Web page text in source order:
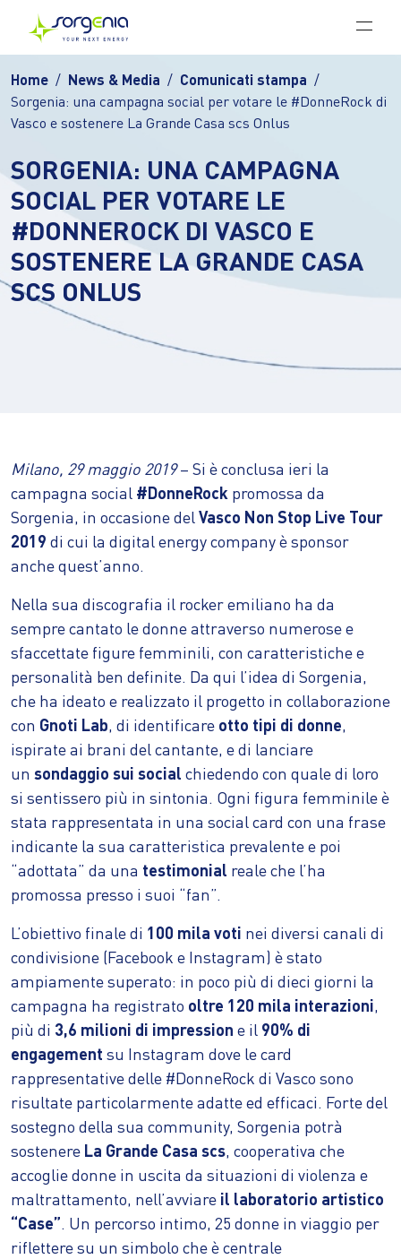
Vai al contenuto principale
Home News & Media
Comunicati stampa
Sorgenia: una campagna social per votare le #DonneRock di
Vasco e sostenere La Grande Casa scs Onlus
SORGENIA: UNA CAMPAGNA
SOCIAL PER VOTARE LE
#DONNEROCK DI VASCO E
SOSTENERE LA GRANDE CASA
SCS ONLUS
Milano, 29 maggio 2019– Si è conclusa ieri la
campagna social #DonneRock promossa da
Sorgenia, in occasione delVasco Non Stop Live Tour
2019 di cui la digital energy company è sponsor
anche quest’anno.
Nella sua discografia il rocker emiliano ha da
sempre cantato le donne attraverso numerose e
sfaccettate figure femminili, con caratteristiche e
personalità ben definite. Da qui l’idea di Sorgenia,
che ha ideato e realizzato il progetto in collaborazione
con Gnoti Lab, di identificare otto tipi di donne,
ispirate ai brani del cantante, e di lanciare
un sondaggio sui social chiedendo con quale di loro
si sentissero più in sintonia. Ogni figura femminile è
stata rappresentata in una social card con una frase
indicante la sua caratteristica prevalente e poi
“adottata” da una testimonial reale che l’ha
promossa presso i suoi “fan”.
L’obiettivo finale di 100 mila voti nei diversi canali di
condivisione (Facebook e Instagram) è stato
ampiamente superato: in poco più di dieci giorni la
campagna ha registrato oltre 120 mila interazioni,
più di 3,6 milioni di impression e il 90% di
engagement su Instagram dove le card
rappresentative delle #DonneRock di Vasco sono
risultate particolarmente adatte ed efficaci. Forte del
sostegno della sua community, Sorgenia potrà
sostenere La Grande Casa scs, cooperativa che
accoglie donne in uscita da situazioni di violenza e
maltrattamento, nell’avviare il laboratorio artistico
“Case”. Un percorso intimo, 25 donne in viaggio per
riflettere su un simbolo che è centrale